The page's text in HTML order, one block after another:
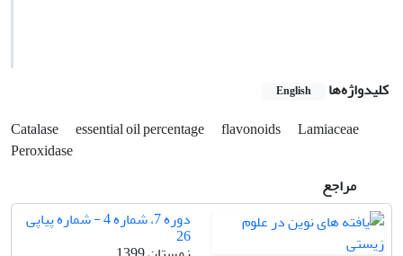
کلیدواژه‌ها English
Catalase essential oil percentage flavonoids
Lamiaceae
Peroxidase
مراجع
دوره 7، شماره 4 - شماره پیاپی
26